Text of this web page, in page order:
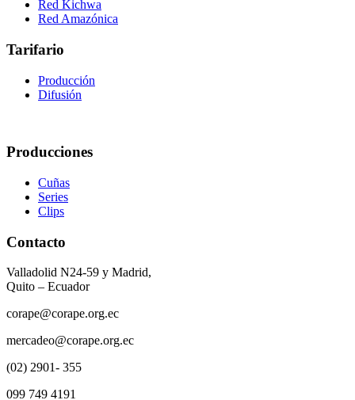
Red Kichwa
Red Amazónica
Tarifario
Producción
Difusión
Producciones
Cuñas
Series
Clips
Contacto
Valladolid N24-59 y Madrid,
Quito – Ecuador
corape@corape.org.ec
mercadeo@corape.org.ec
(02) 2901- 355
099 749 4191